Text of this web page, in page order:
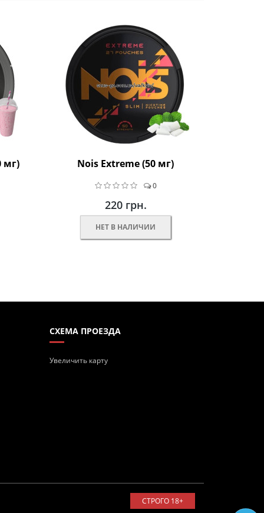
мг) Nois Extreme (50 мг)
0
220 грн.
НЕТ В НАЛИЧИИ
СХЕМА ПРОЕЗДА
Увеличить карту
СТРОГО 18+